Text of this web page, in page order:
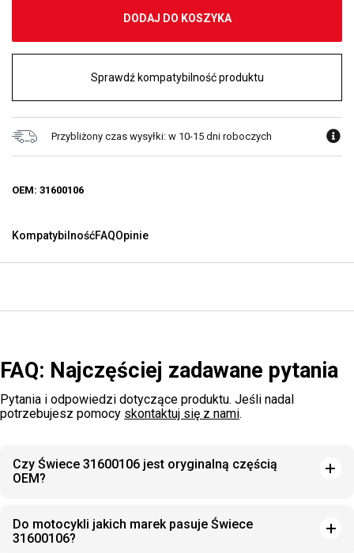
DODAJ DO KOSZYKA
Sprawdź kompatybilność produktu
Przybliżony czas wysyłki: w 10-15 dni roboczych
OEM: 31600106
KompatybilnośćFAQOpinie
FAQ: Najczęściej zadawane pytania
Pytania i odpowiedzi dotyczące produktu. Jeśli nadal
potrzebujesz pomocy skontaktuj się z nami.
Czy Świece 31600106 jest oryginalną częścią
OEM?
Do motocykli jakich marek pasuje Świece
31600106?